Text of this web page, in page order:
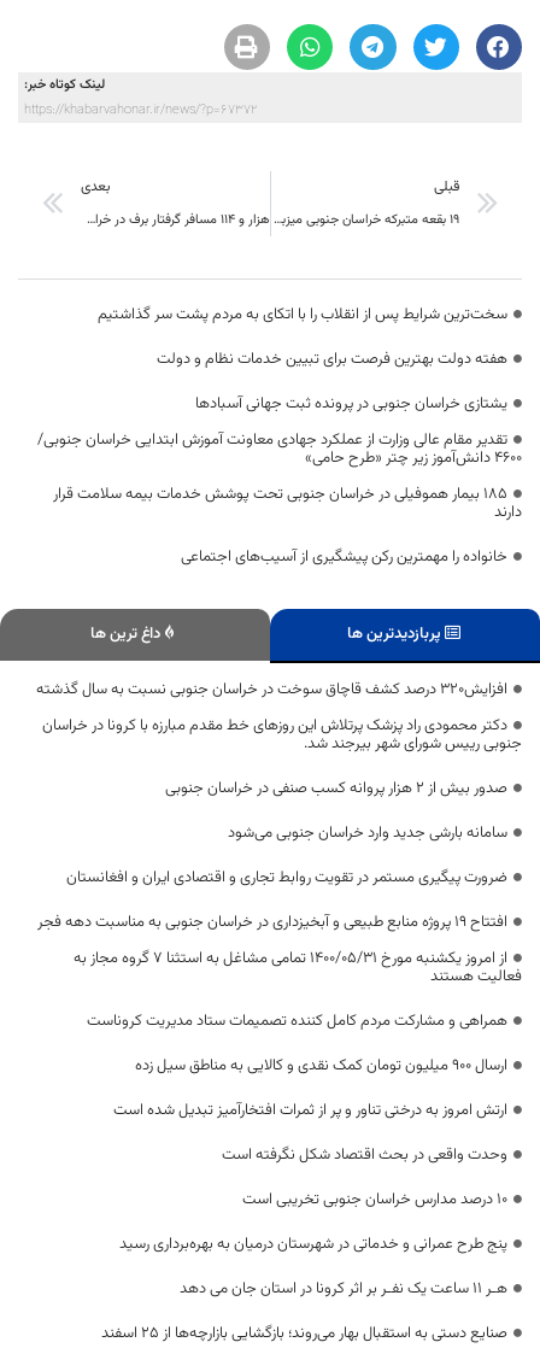
لینک کوتاه خبر:
https://khabarvahonar.ir/news/?p=67372
قبلی
۱۹ بقعه متبرکه خراسان جنوبی میزبان جشن میلاد حضرت زهرا (س)
بعدی
هزار و ۱۱۴ مسافر گرفتار برف در خراسان جنوبی اسکان داده شدند
سخت‌ترین شرایط پس از انقلاب را با اتکای به مردم پشت سر گذاشتیم
هفته دولت بهترین فرصت برای تبیین خدمات نظام و دولت
یشتازی خراسان جنوبی در پرونده ثبت جهانی آسبادها
تقدیر مقام عالی وزارت از عملکرد جهادی معاونت آموزش ابتدایی خراسان جنوبی/
۴۶۰۰ دانش‌آموز زیر چتر «طرح حامی»
۱۸۵ بیمار هموفیلی در خراسان جنوبی تحت پوشش خدمات بیمه سلامت قرار
دارند
خانواده را مهمترین رکن پیشگیری از آسیب‌های اجتماعی
پربازدیدترین ها داغ ترین ها
افزایش۳۲۰ درصد کشف قاچاق سوخت در خراسان جنوبی نسبت به سال گذشته
دکتر محمودی راد پزشک پرتلاش این روزهای خط مقدم مبارزه با کرونا در خراسان
جنوبی رییس شورای شهر بیرجند شد.
صدور بیش از 2 هزار پروانه کسب صنفی در خراسان جنوبی
سامانه بارشی جدید وارد خراسان جنوبی می‌شود
ضرورت پیگیری مستمر در تقویت روابط تجاری و اقتصادی ایران و افغانستان
افتتاح ۱۹ پروژه منابع طبیعی و آبخیزداری در خراسان جنوبی به مناسبت دهه فجر
از امروز یکشنبه مورخ ۱۴۰۰/۰۵/۳۱ تمامی مشاغل به استثنا ۷ گروه مجاز به
فعالیت هستند
همراهی و مشارکت مردم کامل کننده تصمیمات ستاد مدیریت کروناست
ارسال ۹۰۰ میلیون تومان کمک نقدی و کالایی به مناطق سیل زده
ارتش امروز به درختی تناور و پر از ثمرات افتخارآمیز تبدیل شده است
وحدت واقعی در بحث اقتصاد شکل نگرفته است
۱۰ درصد مدارس خراسان جنوبی تخریبی است
پنج طرح عمرانی و خدماتی در شهرستان درمیان به بهره‌برداری رسید
هـر 11 ساعت یک نفـر بر اثر کرونا در استان جان می دهد
صنایع دستی به استقبال بهار می‌روند؛ بازگشایی بازارچه‌ها از ۲۵ اسفند